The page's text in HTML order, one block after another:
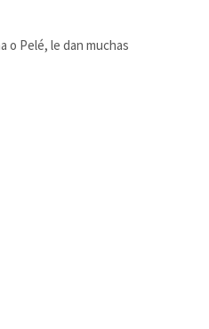
o Pelé, le dan muchas